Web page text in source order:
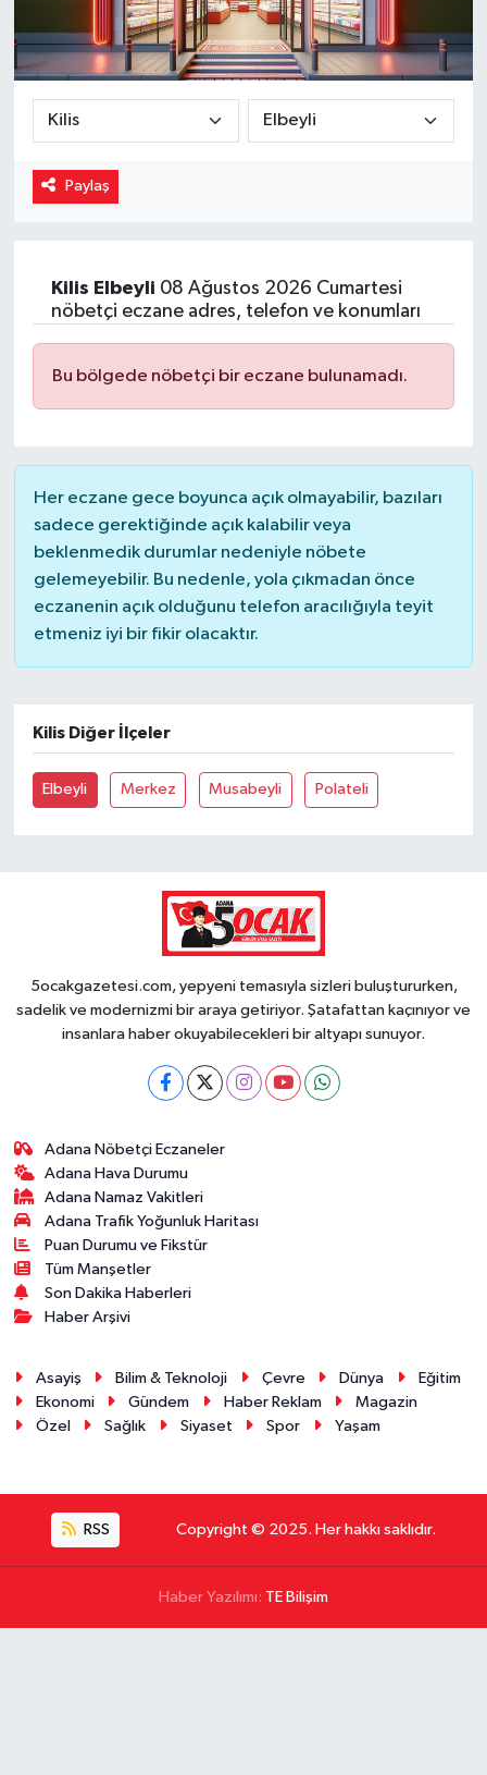
Paylaş
Kilis Elbeyli 08 Ağustos 2026 Cumartesi
nöbetçi eczane adres, telefon ve konumları
Bu bölgede nöbetçi bir eczane bulunamadı.
Her eczane gece boyunca açık olmayabilir, bazıları
sadece gerektiğinde açık kalabilir veya
beklenmedik durumlar nedeniyle nöbete
gelemeyebilir. Bu nedenle, yola çıkmadan önce
eczanenin açık olduğunu telefon aracılığıyla teyit
etmeniz iyi bir fikir olacaktır.
Kilis Diğer İlçeler
Elbeyli Merkez Musabeyli Polateli
5ocakgazetesi.com, yepyeni temasıyla sizleri buluştururken,
sadelik ve modernizmi bir araya getiriyor. Şatafattan kaçınıyor ve
insanlara haber okuyabilecekleri bir altyapı sunuyor.
Adana Nöbetçi Eczaneler
Adana Hava Durumu
Adana Namaz Vakitleri
Adana Trafik Yoğunluk Haritası
Puan Durumu ve Fikstür
Tüm Manşetler
Son Dakika Haberleri
Haber Arşivi
Asayiş Bilim & Teknoloji Çevre Dünya
Eğitim
Ekonomi
Gündem Haber Reklam
Magazin
Özel
Sağlık Siyaset Spor Yaşam
RSS Copyright © 2025. Her hakkı saklıdır.
Haber Yazılımı: TE Bilişim
Magazin
Sağlık
Spor
Yaşam